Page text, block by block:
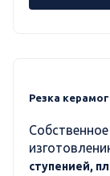
Резка
ступенией,